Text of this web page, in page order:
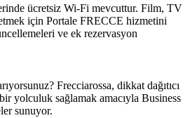
ücretsiz Wi-Fi mevcuttur. Film, TV
için Portale FRECCE hizmetini
ve ek rezervasyon
Frecciarossa, dikkat dağıtıcı
yolculuk sağlamak amacıyla Business
sunuyor.